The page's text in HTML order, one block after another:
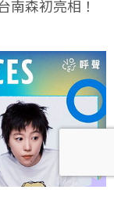
南森初亮相！